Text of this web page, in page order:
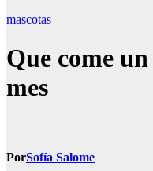
mascotas
Que come
mes
PorSofía Salome